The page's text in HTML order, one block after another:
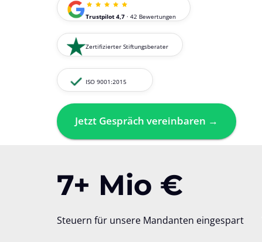
Trustpilot 4,7 · 42 Bewertungen
Zertifizierter Stiftungsberater
ISO 9001:2015
Jetzt Gespräch vereinbaren →
7+ Mio €
Steuern für unsere Mandanten eingespart